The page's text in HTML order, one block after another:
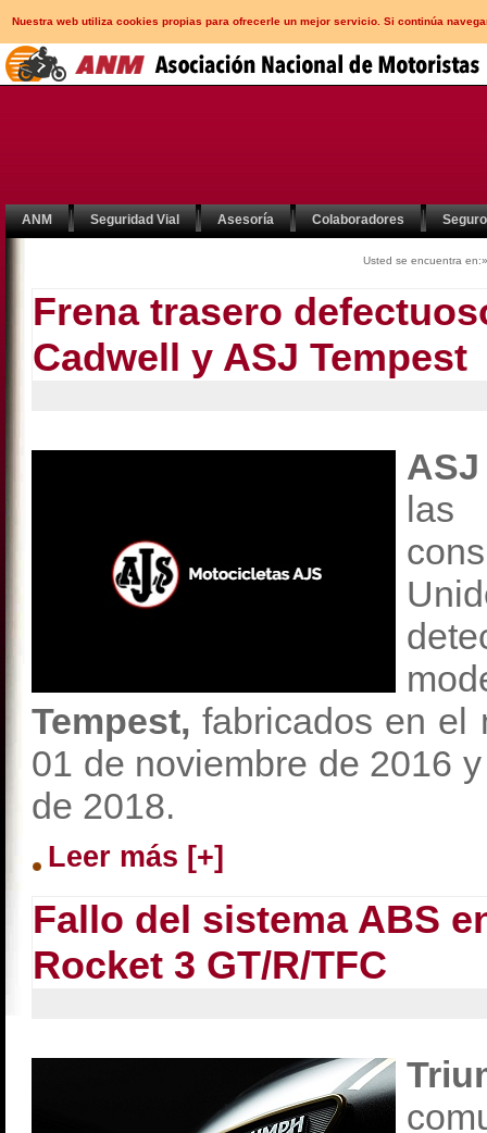
Nuestra web utiliza cookies propias para ofrecerle un mejor servicio. Si continúa
ANM Seguridad Vial Asesoría Colaboradores
Usted se encuentra
Frena trasero
Cadwell y ASJ Tempest
las
Tempest, fabricados en el
01 de noviembre de 2016
de 2018.
Leer más [+]
Fallo del sistema ABS
Rocket 3 GT/R/TFC